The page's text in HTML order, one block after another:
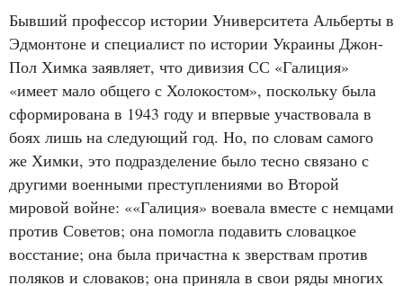
Бывший профессор истории Университета Альберты в
Эдмонтоне и специалист по истории Украины Джон-
Пол Химка заявляет, что дивизия СС «Галиция»
«имеет мало общего с Холокостом», поскольку была
сформирована в 1943 году и впервые участвовала в
боях лишь на следующий год. Но, по словам самого
же Химки, это подразделение было тесно связано с
другими военными преступлениями во Второй
мировой войне: ««Галиция» воевала вместе с немцами
против Советов; она помогла подавить словацкое
восстание; она была причастна к зверствам против
поляков и словаков; она приняла в свои ряды многих